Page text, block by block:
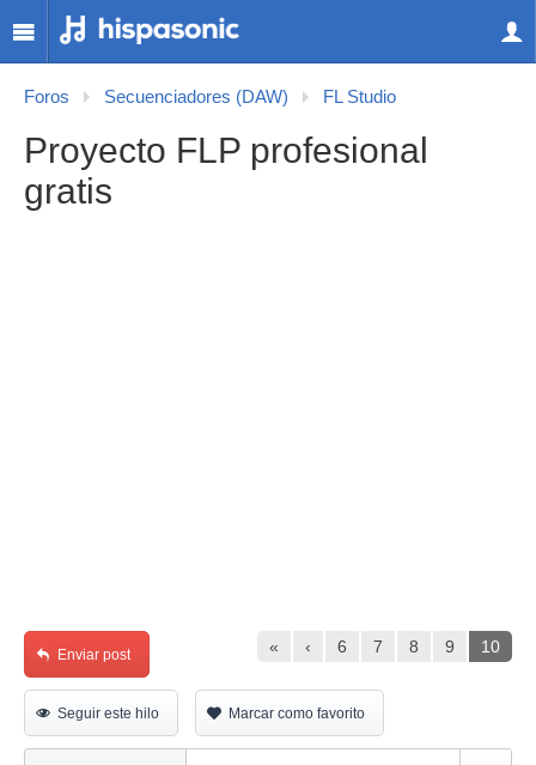
Foros Secuenciadores (DAW) FL Studio
Proyecto FLP profesional
gratis
« ‹ 6 7 8 9 10
Enviar post
Seguir este hilo Marcar como favorito